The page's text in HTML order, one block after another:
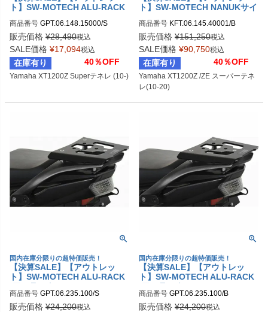
ト】SW-MOTECH ALU-RACK
スーパーテネレ (10-)
商品番号 GPT.06.148.15000/S
sw_GPT_06_148_15000S
販売価格 ¥28,490税込
SALE価格 ¥17,094税込
在庫有り 40％OFF
Yamaha XT1200Z Superテネレ (10-)
ト】SW-MOTECH NANUKサイ
1200Z /ZE スーパーテネレ(10-
20)
商品番号 KFT.06.145.40001/B
sw_KFT_06_145_40001B
販売価格 ¥151,250税込
SALE価格 ¥90,750税込
在庫有り 40％OFF
Yamaha XT1200Z /ZE スーパーテネ
レ(10-20)
国内在庫分限りの超特価販売！
【決算SALE】【アウトレッ
ト】SW-MOTECH ALU-RACK
(アルラック) YAMAHA TDM90
0用 シルバー
商品番号 GPT.06.235.100/S
sw_GPT_06_235_100S
販売価格 ¥24,200税込
国内在庫分限りの超特価販売！
【決算SALE】【アウトレッ
ト】SW-MOTECH ALU-RACK
(アルラック) YAMAHA TDM90
0用 ブラック
商品番号 GPT.06.235.100/B
sw_GPT_06_235_100B
販売価格 ¥24,200税込